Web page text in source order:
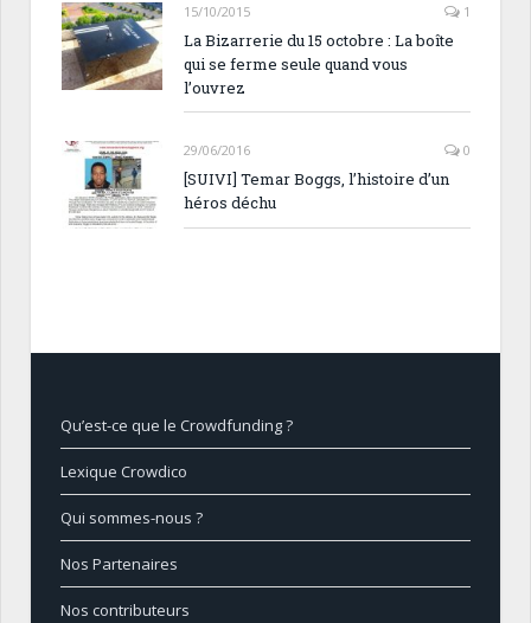
15/10/2015 1
La Bizarrerie du 15 octobre : La boîte
qui se ferme seule quand vous
l’ouvrez
29/06/2016 0
[SUIVI] Temar Boggs, l’histoire d’un
héros déchu
Qu’est-ce que le Crowdfunding ?
Lexique Crowdico
Qui sommes-nous ?
Nos Partenaires
Nos contributeurs